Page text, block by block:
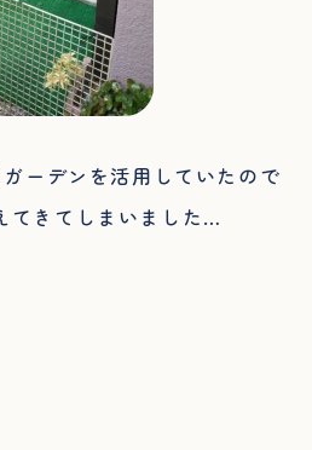
ーデンを活用していたので
てきてしまいました…